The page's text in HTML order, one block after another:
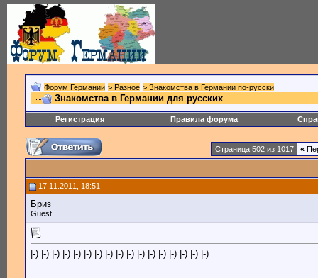
Форум Германии > Разное > Знакомства в Германии по-русски
Знакомства в Германии для русских
Регистрация Правила форума
Страница 502 из 1017 «
17.11.2011, 18:51
Бриз
Guest
|-) |-) |-) |-) |-) |-) |-) |-) |-) |-) |-) |-) |-) |-) |-) |-) |-)